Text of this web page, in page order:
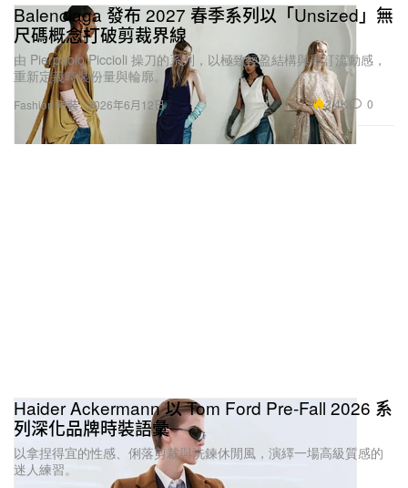
Fashion 時裝
Balenciaga 發布 2027 春季系列以「Unsized」無
尺碼概念打破剪裁界線
由 Pierpaolo Piccioli 操刀的系列，以極致輕盈結構與高訂流動感，
重新定義時裝份量與輪廓。
2026年6月12日 2.4K 0
Haider Ackermann 以 Tom Ford Pre-Fall 2026 系
列深化品牌時裝語彙
以拿捏得宜的性感、俐落剪裁與洗鍊休閒風，演繹一場高級質感的
迷人練習。